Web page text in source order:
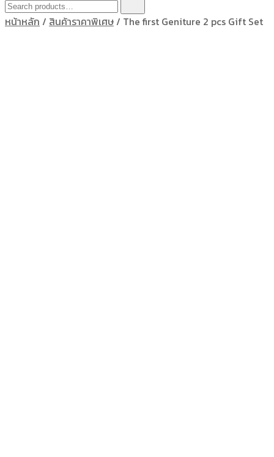
for:
หน้าหลัก / สินค้าราคาพิเศษ / The first Geniture 2 pcs Gift Set